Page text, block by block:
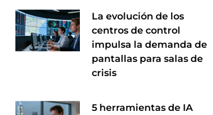
La evolución de los
centros de control
impulsa la demanda de
pantallas para salas de
crisis
5 herramientas de IA